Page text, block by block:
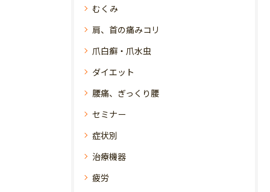
むくみ
肩、首の痛みコリ
爪白癬・爪水虫
ダイエット
腰痛、ぎっくり腰
セミナー
症状別
治療機器
疲労